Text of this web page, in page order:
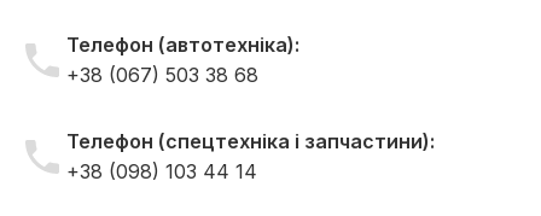
Телефон (автотехніка):
+38 (067) 503 38 68
Телефон (спецтехніка і запчастини):
+38 (098) 103 44 14